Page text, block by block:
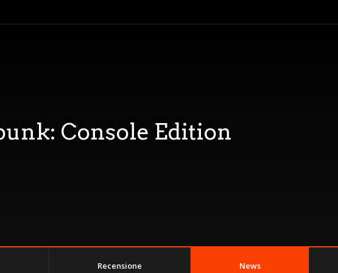
Console Edition
Recensione News